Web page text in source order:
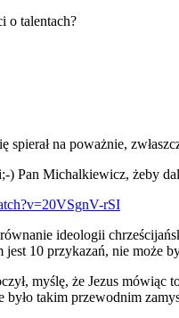
o talentach?
na poważnie,
) Pan Michalkiewicz, żeby
rSI
ideologii
10 przykazań, nie może
myślę, że Jezus
takim przewodnim